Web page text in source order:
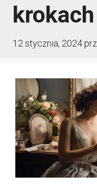
krokach
12 stycznia, 2024